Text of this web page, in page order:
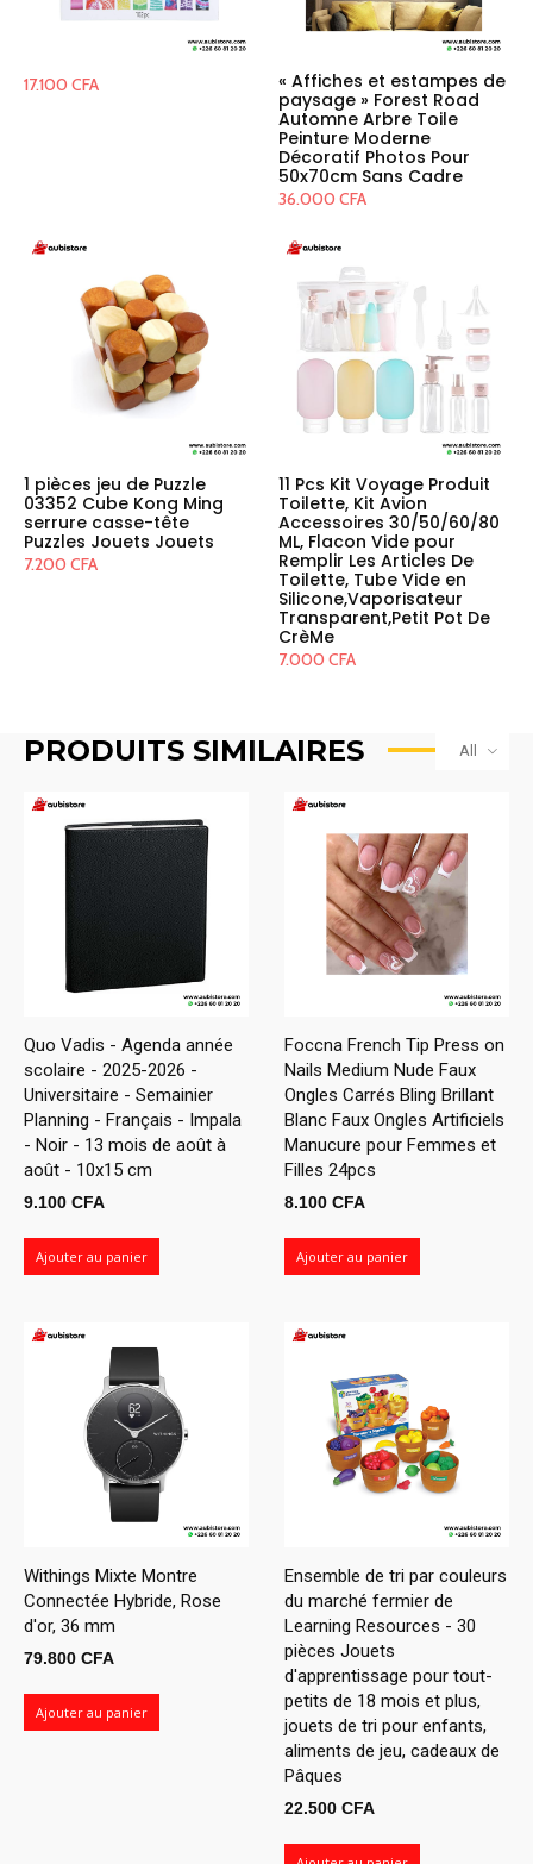
17.100 CFA
« Affiches et estampes de
paysage » Forest Road
Automne Arbre Toile
Peinture Moderne
Décoratif Photos Pour
50x70cm Sans Cadre
36.000 CFA
1 pièces jeu de Puzzle
03352 Cube Kong Ming
serrure casse-tête
Puzzles Jouets Jouets
7.200 CFA
11 Pcs Kit Voyage Produit
Toilette, Kit Avion
Accessoires 30/50/60/80
ML, Flacon Vide pour
Remplir Les Articles De
Toilette, Tube Vide en
Silicone,Vaporisateur
Transparent,Petit Pot De
CrèMe
7.000 CFA
PRODUITS SIMILAIRES All
Quo Vadis - Agenda année
scolaire - 2025-2026 -
Universitaire - Semainier
Planning - Français - Impala
- Noir - 13 mois de août à
août - 10x15 cm
9.100 CFA
Ajouter au panier
Foccna French Tip Press on
Nails Medium Nude Faux
Ongles Carrés Bling Brillant
Blanc Faux Ongles Artificiels
Manucure pour Femmes et
Filles 24pcs
8.100 CFA
Ajouter au panier
Withings Mixte Montre
Connectée Hybride, Rose
d'or, 36 mm
79.800 CFA
Ajouter au panier
Ensemble de tri par couleurs
du marché fermier de
Learning Resources - 30
pièces Jouets
d'apprentissage pour tout-
petits de 18 mois et plus,
jouets de tri pour enfants,
aliments de jeu, cadeaux de
Pâques
22.500 CFA